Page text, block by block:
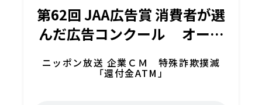
第62回 JAA広告賞 消費者が選
んだ広告コンクール オーデ
ィオ広告部門 メダリスト
ニッポン放送 企業ＣＭ 特殊詐欺撲滅
「還付金ATM」